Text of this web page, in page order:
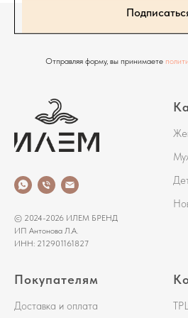
Отправляя форму, вы принимаете
© 2024-2026 ИЛЕМ БРЕНД
ИП Антонова Л.А.
ИНН: 212901161827
Покупателям
Доставка и оплата